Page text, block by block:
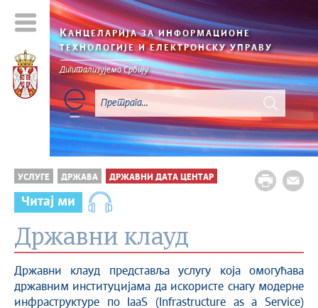
КАНЦЕЛАРИЈА ЗА ИНФОРМАЦИОНЕ
ТЕХНОЛОГИЈЕ И ЕЛЕКТРОНСКУ УПРАВУ
Дигитализујемо Србију
УСЛУГЕ ДРЖАВА ДРЖАВНИ ДАТА ЦЕНТАР
Читај ми
Државни клауд
Државни клауд представља услугу која омогућава
државним институцијама да искористе снагу модерне
инфраструктуре по IaaS (Infrastructure as a Service)